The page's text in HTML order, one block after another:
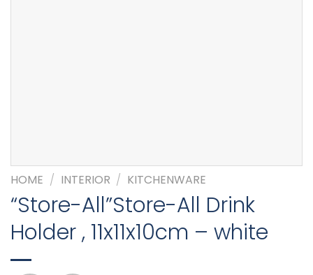
HOME / INTERIOR / KITCHENWARE
“Store-All”Store-All Drink
Holder , 11x11x10cm – white